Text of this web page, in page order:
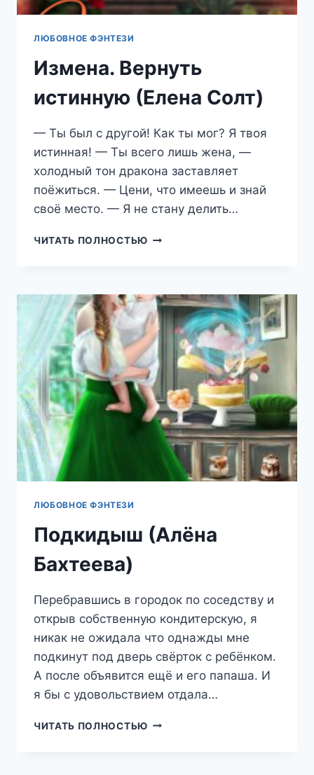
ЛЮБОВНОЕ ФЭНТЕЗИ
Измена. Вернуть
истинную (Елена Солт)
— Ты был с другой! Как ты мог? Я твоя
истинная! — Ты всего лишь жена, —
холодный тон дракона заставляет
поёжиться. — Цени, что имеешь и знай
своё место. — Я не стану делить…
ЧИТАТЬ ПОЛНОСТЬЮ ИЗМЕНА.
СОЛТ)
ЛЮБОВНОЕ ФЭНТЕЗИ
Подкидыш (Алёна
Бахтеева)
Перебравшись в городок по соседству и
открыв собственную кондитерскую, я
никак не ожидала что однажды мне
подкинут под дверь свёрток с ребёнком.
А после объявится ещё и его папаша. И
я бы с удовольствием отдала…
ЧИТАТЬ ПОЛНОСТЬЮ ПОДКИДЫШ